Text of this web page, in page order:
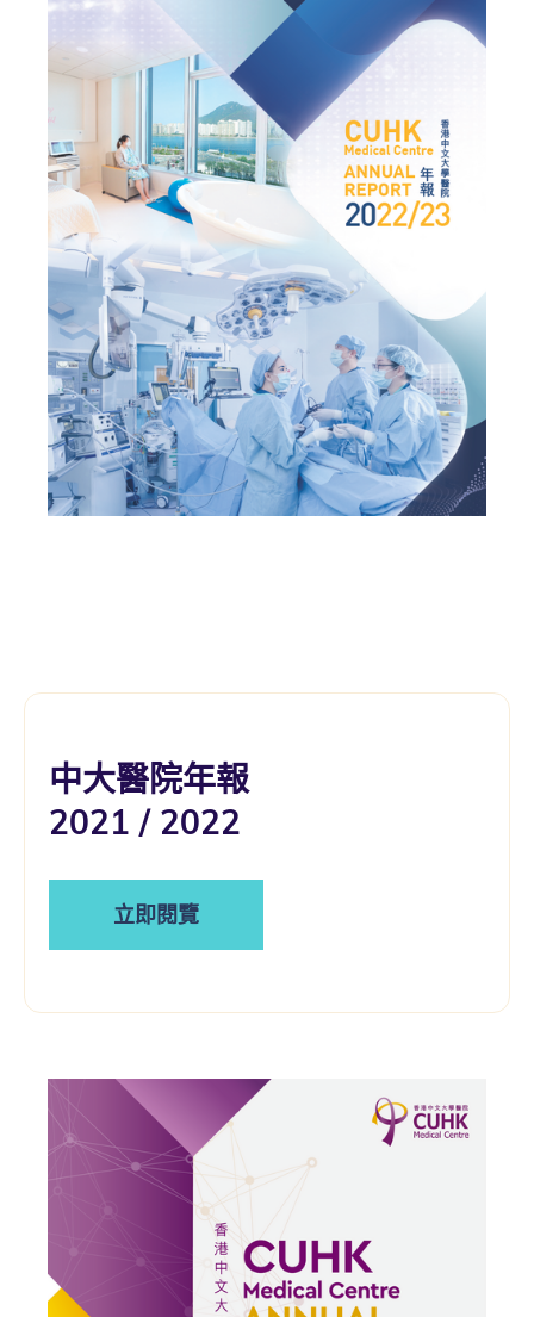
中大醫院年報
2021 / 2022
立即閱覽